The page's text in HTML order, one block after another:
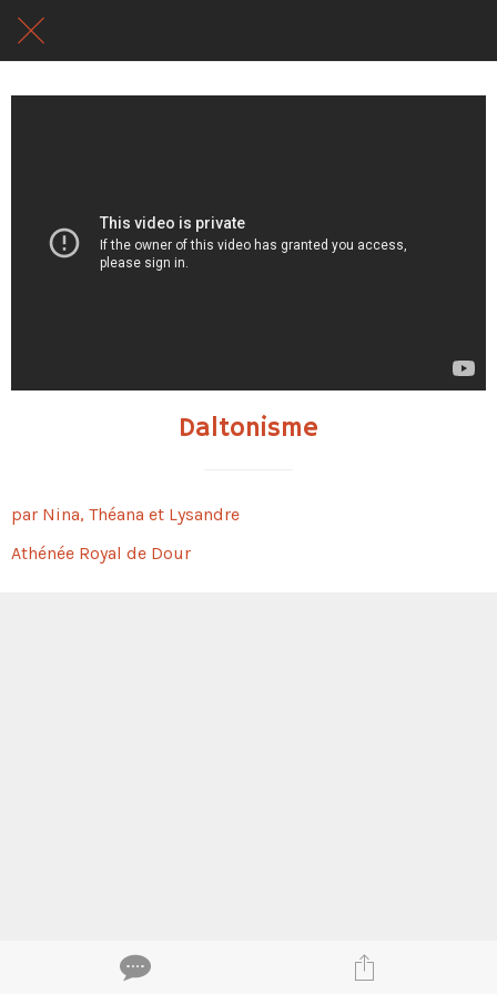
Daltonisme
par Nina, Théana et Lysandre
Athénée Royal de Dour